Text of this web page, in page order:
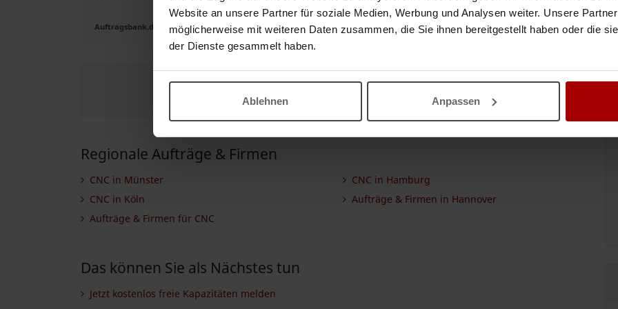
Website an unsere Partner für soziale Medien, Werbung und Analysen weiter. Unsere
möglicherweise mit weiteren Daten zusammen, die Sie ihnen bereitgestellt haben oder die
der Dienste gesammelt haben.
Ablehnen Anpassen
Auftragsbank.de
Regionale Aufträge & Firmen
CNC in Münster
CNC in Hamburg
CNC in Köln
Aufträge & Firmen in Hannover
Aufträge & Firmen für CNC
Das können Sie als Nächstes tun
Jetzt kostenlos freie Kapazitäten melden